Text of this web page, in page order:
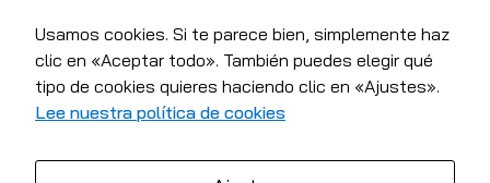
info@consejoandaluzgraduadossociales.com
Usamos cookies. Si te parece bien, simplemente haz
clic en «Aceptar todo». También puedes elegir qué
tipo de cookies quieres haciendo clic en «Ajustes».
Lee nuestra política de cookies